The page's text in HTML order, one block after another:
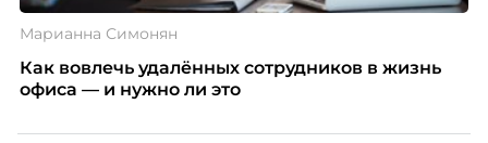
Марианна Симонян
Как вовлечь удалённых сотрудников в жизнь
офиса — и нужно ли это